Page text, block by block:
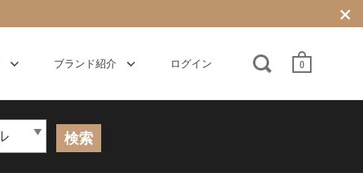
ブランド紹介 ログイン 0
検索